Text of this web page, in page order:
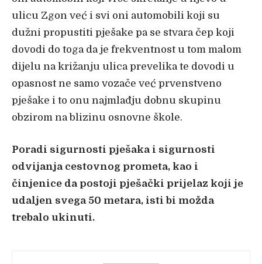
ulicu Zgon već i svi oni automobili koji su
dužni propustiti pješake pa se stvara čep koji
dovodi do toga da je frekventnost u tom malom
dijelu na križanju ulica prevelika te dovodi u
opasnost ne samo vozače već prvenstveno
pješake i to onu najmlađju dobnu skupinu
obzirom na blizinu osnovne škole.
Poradi sigurnosti pješaka i sigurnosti
odvijanja cestovnog prometa, kao i
činjenice da postoji pješački prijelaz koji je
udaljen svega 50 metara, isti bi možda
trebalo ukinuti.